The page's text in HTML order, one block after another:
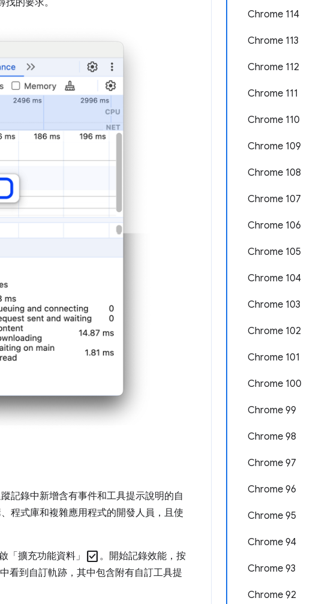
Chrome 114
Chrome 113
Chrome 112
Chrome 111
Chrome 110
Chrome 109
Chrome 108
Chrome 107
Chrome 106
Chrome 105
Chrome 104
Chrome 103
Chrome 102
Chrome 101
Chrome 100
Chrome 99
Chrome 98
Chrome 97
Chrome 96
Chrome 95
Chrome 94
Chrome 93
Chrome 92
的要求。
記錄中新增含有事件和工具提示說明的自
程式庫和複雜應用程式的開發人員，且使
「擴充功能資料」 check_box 。開始記錄效能，按
看到自訂軌跡，其中包含附有自訂工具提